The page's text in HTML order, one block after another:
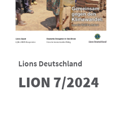
Lions Deutschland
LION 7/2024